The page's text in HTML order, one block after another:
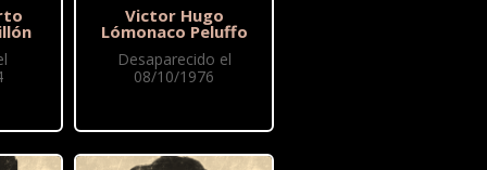
Victor Hugo
Lómonaco Peluffo
Desaparecido el
08/10/1976